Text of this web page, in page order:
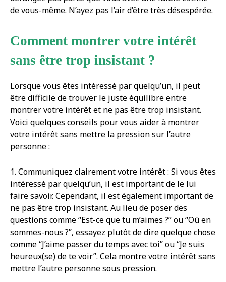
de vous-même. N’ayez pas l’air d’être très désespérée.
Comment montrer votre intérêt
sans être trop insistant ?
Lorsque vous êtes intéressé par quelqu’un, il peut
être difficile de trouver le juste équilibre entre
montrer votre intérêt et ne pas être trop insistant.
Voici quelques conseils pour vous aider à montrer
votre intérêt sans mettre la pression sur l’autre
personne :
1. Communiquez clairement votre intérêt : Si vous êtes
intéressé par quelqu’un, il est important de le lui
faire savoir. Cependant, il est également important de
ne pas être trop insistant. Au lieu de poser des
questions comme “Est-ce que tu m’aimes ?” ou “Où en
sommes-nous ?”, essayez plutôt de dire quelque chose
comme “J’aime passer du temps avec toi” ou “Je suis
heureux(se) de te voir”. Cela montre votre intérêt sans
mettre l’autre personne sous pression.